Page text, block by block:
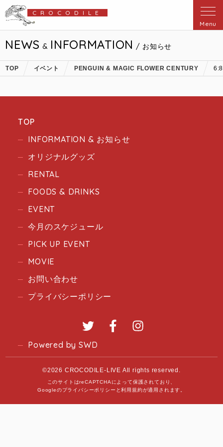
CROCODILE
Menu
NEWS & INFORMATION / お知らせ
TOP イベント PENGUIN & MAGIC FLOWER CENTURY
TOP
INFORMATION & お知らせ
オリジナルグッズ
RENTAL
FOODS & DRINKS
EVENT
今月のスケジュール
PICK UP EVENT
MOVIE
お問い合わせ
プライバシーポリシー
Twitter Facebook
Powered by SWD
©2026 CROCODILE-LIVE All rights reserved.
このサイトはreCAPTCHAによって保護されており、
Googleのプライバシーポリシー と利用規約が適用されます。